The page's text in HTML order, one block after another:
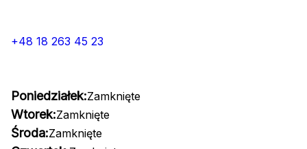
+48 18 263 45 23
Poniedziałek:Zamknięte
Wtorek:Zamknięte
Środa:Zamknięte